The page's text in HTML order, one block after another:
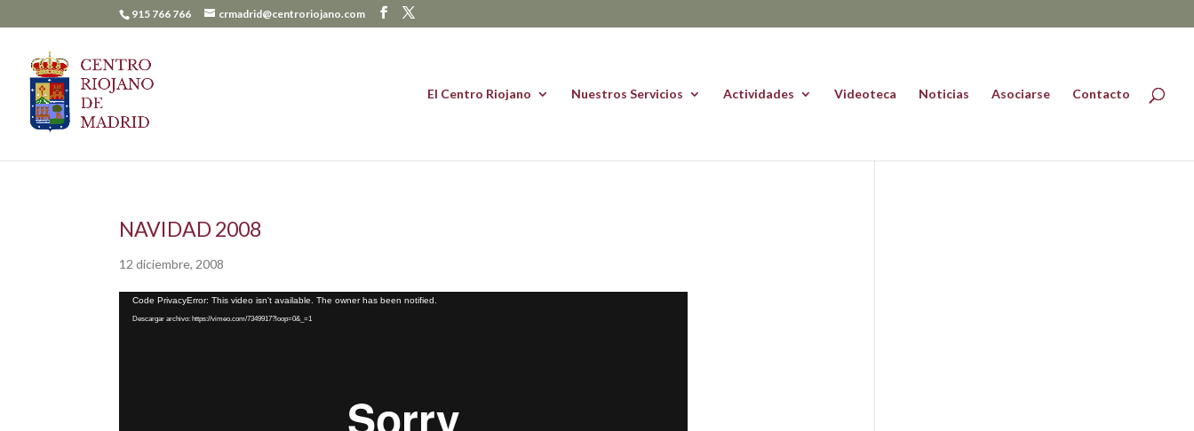
915 766 766 crmadrid@centroriojano.com
El Centro Riojano Nuestros Servicios Actividades Videoteca Noticias Asociarse Contacto
NAVIDAD 2008
12 diciembre, 2008
Reproductor
Code PrivacyError: This video isn't available. The owner has been notified.
Descargar archivo: https://vimeo.com/7349917?loop=0&_=1